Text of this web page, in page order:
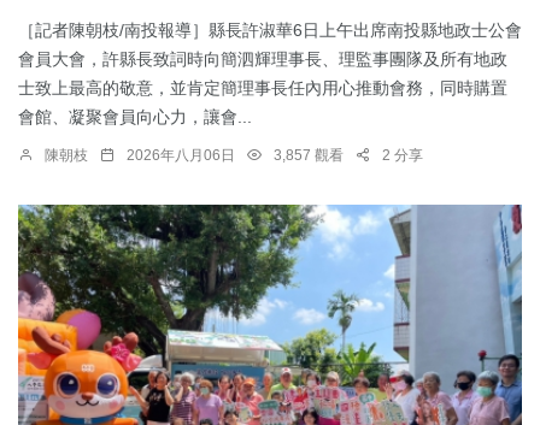
［記者陳朝枝/南投報導］縣長許淑華6日上午出席南投縣地政士公會
會員大會，許縣長致詞時向簡泗輝理事長、理監事團隊及所有地政
士致上最高的敬意，並肯定簡理事長任內用心推動會務，同時購置
會館、凝聚會員向心力，讓會...
陳朝枝 2026年八月06日 3,857 觀看 2 分享